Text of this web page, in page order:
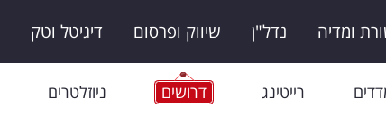
ומדיה נדל"ן שיווק ופרסום דיגיטל וטק
רייטינג דרושים ניוזלטרים